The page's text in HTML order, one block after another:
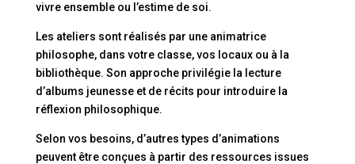
vivre ensemble ou l’estime de soi.
Les ateliers sont réalisés par une animatrice
philosophe, dans votre classe, vos locaux ou à la
bibliothèque. Son approche privilégie la lecture
d’albums jeunesse et de récits pour introduire la
réflexion philosophique.
Selon vos besoins, d’autres types d’animations
peuvent être conçues à partir des ressources issues